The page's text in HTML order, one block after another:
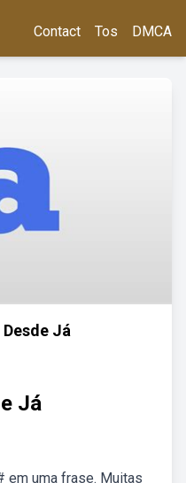
Contact Tos DMCA
Desde Já
Já
em uma frase. Muitas